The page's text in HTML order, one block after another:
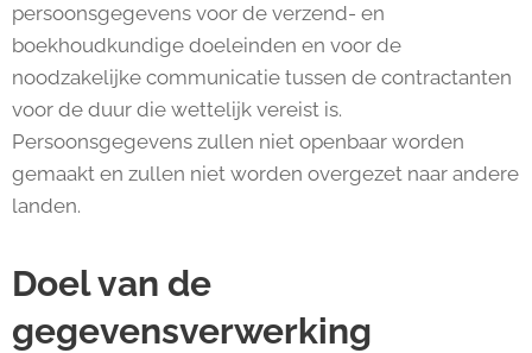
persoonsgegevens voor de verzend- en
boekhoudkundige doeleinden en voor de
noodzakelijke communicatie tussen de contractanten
voor de duur die wettelijk vereist is.
Persoonsgegevens zullen niet openbaar worden
gemaakt en zullen niet worden overgezet naar andere
landen.
Doel van de
gegevensverwerking